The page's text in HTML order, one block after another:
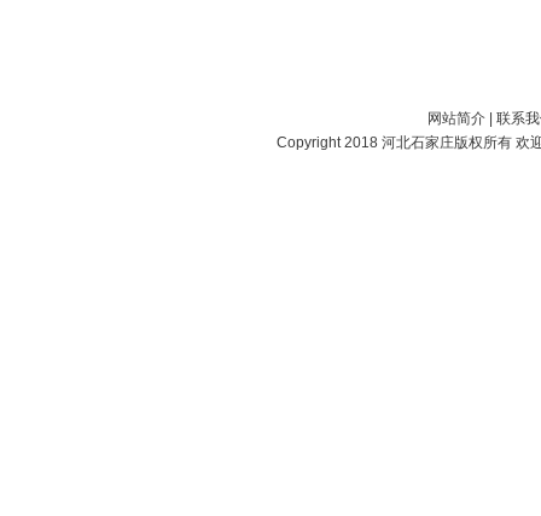
网站简介
联系
Copyright 2018 河北石家庄版权所有 欢